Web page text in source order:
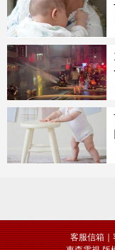
客服信箱｜